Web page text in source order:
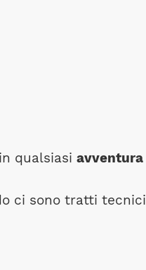
qualsiasi avventura
ci sono tratti tecnici